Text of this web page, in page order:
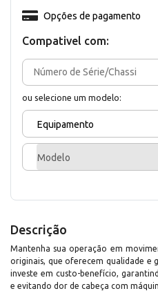
Compativel com:
ou selecione um modelo:
Equipamento
Modelo
Opções de pagamento
Descrição
Mantenha sua operação em
originais, que oferecem qualidade e
investe em custo-benefício,
e evitando dor de cabeça com